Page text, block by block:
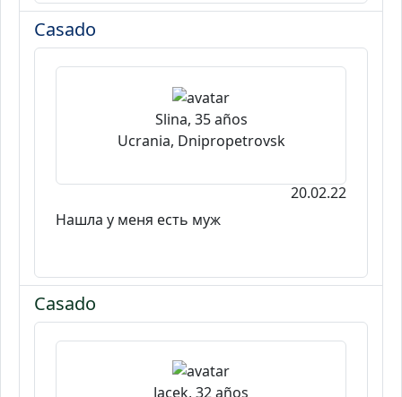
Casado
Slina, 35 años
Ucrania, Dnipropetrovsk
20.02.22
Нашла у меня есть муж
Casado
Jacek, 32 años